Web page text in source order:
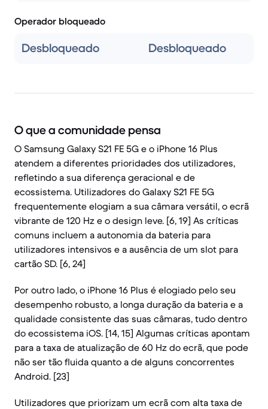
Operador bloqueado
Desbloqueado Desbloqueado
O que a comunidade pensa
O Samsung Galaxy S21 FE 5G e o iPhone 16 Plus
atendem a diferentes prioridades dos utilizadores,
refletindo a sua diferença geracional e de
ecossistema. Utilizadores do Galaxy S21 FE 5G
frequentemente elogiam a sua câmara versátil, o ecrã
vibrante de 120 Hz e o design leve. [6, 19] As críticas
comuns incluem a autonomia da bateria para
utilizadores intensivos e a ausência de um slot para
cartão SD. [6, 24]
Por outro lado, o iPhone 16 Plus é elogiado pelo seu
desempenho robusto, a longa duração da bateria e a
qualidade consistente das suas câmaras, tudo dentro
do ecossistema iOS. [14, 15] Algumas críticas apontam
para a taxa de atualização de 60 Hz do ecrã, que pode
não ser tão fluida quanto a de alguns concorrentes
Android. [23]
Utilizadores que priorizam um ecrã com alta taxa de